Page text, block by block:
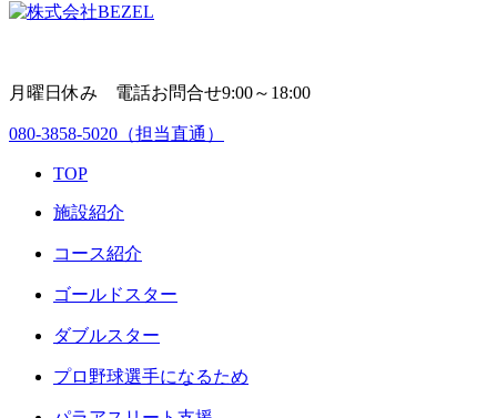
月曜日休み 電話お問合せ9:00～18:00
080-3858-5020 （担当直通）
TOP
施設紹介
コース紹介
ゴールドスター
ダブルスター
プロ野球選手になるため